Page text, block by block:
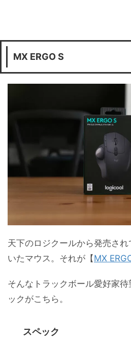
MX ERGO S
天下のロジクールから発売さ
いたマウス。それが【MX
そんなトラックボール愛好家
ックがこちら。
スペック